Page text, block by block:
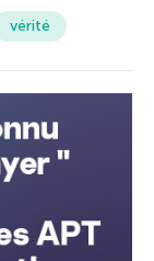
vérité